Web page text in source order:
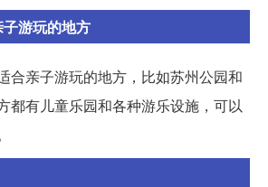
游玩的地方
合亲子游玩的地方，比如苏州公园和
都有儿童乐园和各种游乐设施，可以